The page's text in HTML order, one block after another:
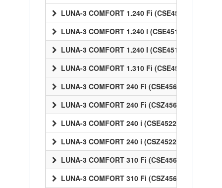
LUNA-3 COMFORT 1.240 Fi (CSE45524358)
LUNA-3 COMFORT 1.240 i (CSE45124358)
LUNA-3 COMFORT 1.240 I (CSE45124358)
LUNA-3 COMFORT 1.310 Fi (CSE45531358)
LUNA-3 COMFORT 240 Fi (CSE45624358)
LUNA-3 COMFORT 240 Fi (CSZ45624358)
LUNA-3 COMFORT 240 i (CSE45224358)
LUNA-3 COMFORT 240 i (CSZ45224358)
LUNA-3 COMFORT 310 Fi (CSE45631358)
LUNA-3 COMFORT 310 Fi (CSZ45631358)